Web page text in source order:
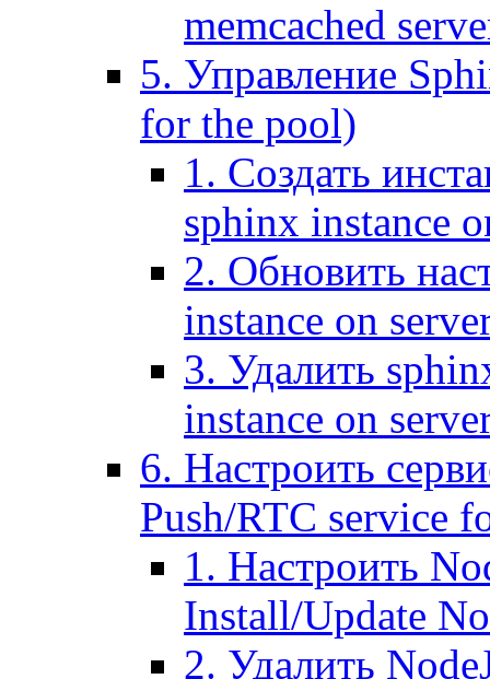
memcached
5. Управление
for the pool)
1. Создать
sphinx instance
2. Обновить
instance on
3. Удалить
instance on
6. Настроить
Push/RTC service
1. Настроить
Install/Update
2. Удалить